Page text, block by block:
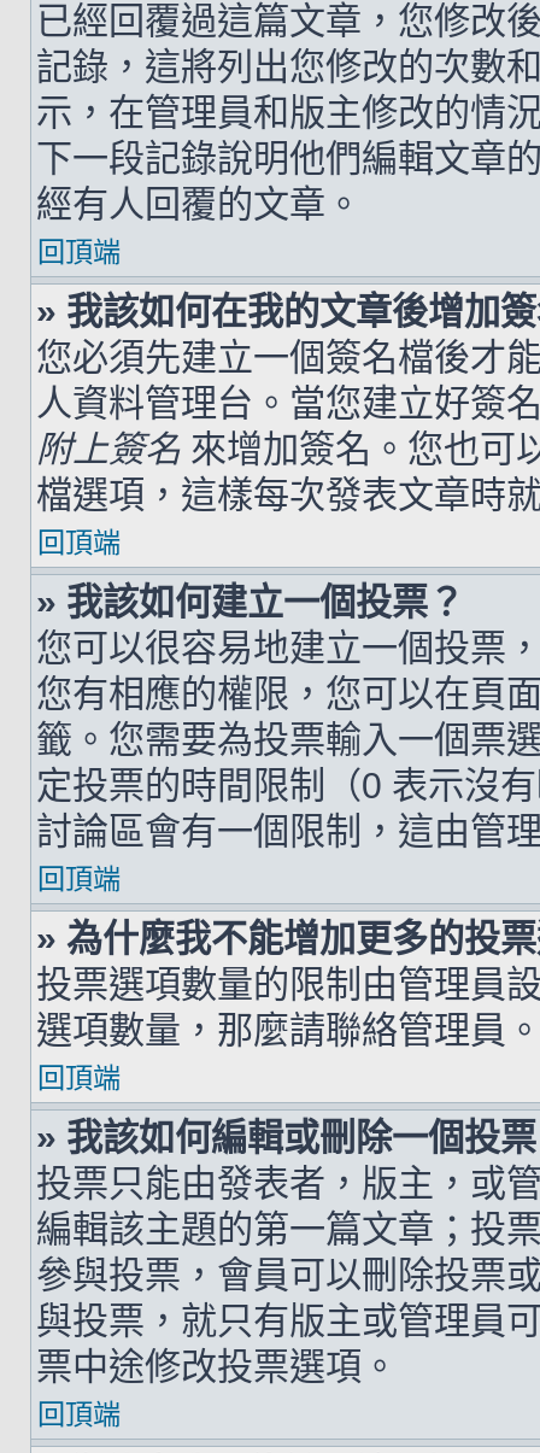
已經回覆過這篇文章，您修改
記錄，這將列出您修改的次數
示，在管理員和版主修改的情
下一段記錄說明他們編輯文章
經有人回覆的文章。
回頂端
» 我該如何在我的文章後增加
您必須先建立一個簽名檔後才
人資料管理台。當您建立好簽
附上簽名 來增加簽名。您也可
檔選項，這樣每次發表文章時
回頂端
» 我該如何建立一個投票？
您可以很容易地建立一個投票
您有相應的權限，您可以在頁
籤。您需要為投票輸入一個票
定投票的時間限制（0 表示沒
討論區會有一個限制，這由管
回頂端
» 為什麼我不能增加更多的投
投票選項數量的限制由管理員
選項數量，那麼請聯絡管理員
回頂端
» 我該如何編輯或刪除一個投
投票只能由發表者，版主，或
編輯該主題的第一篇文章；投
參與投票，會員可以刪除投票
與投票，就只有版主或管理員
票中途修改投票選項。
回頂端